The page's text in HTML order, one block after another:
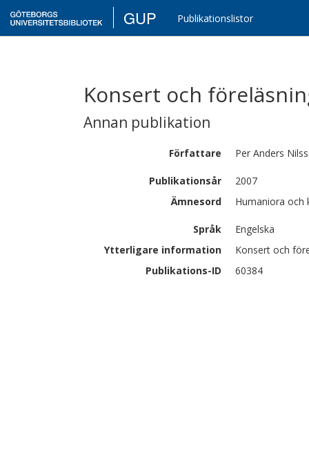
GUP Publikationslistor
Konsert och
Annan publikation
Författare Per Anders
Publikationsår
2007
Ämnesord
Humaniora
Språk
Engelska
Ytterligare information
Konsert och
Publikations-ID
60384